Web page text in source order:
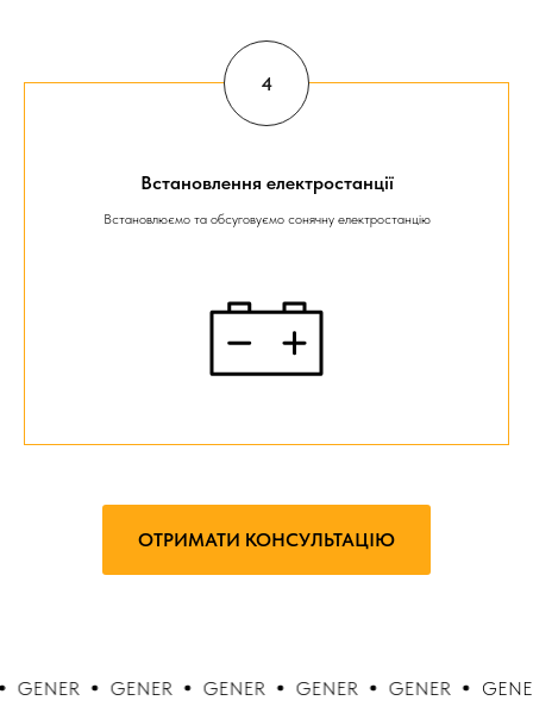
Встановлення електростанції
Встановлюємо та обсуговуємо сонячну електростанцію
ОТРИМАТИ КОНСУЛЬТАЦІЮ
GENER GENER GENER GENER GENER GENER